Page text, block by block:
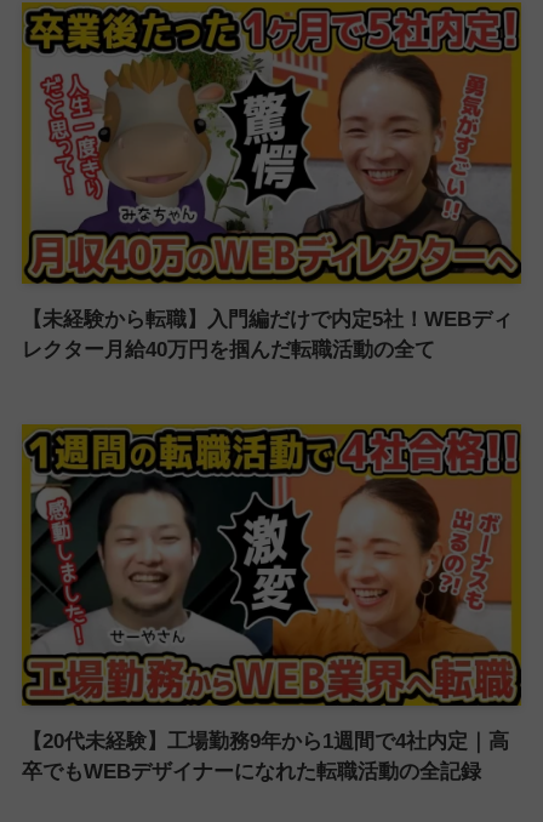
【未経験から転職】入門編だけで内定5社！WEBディ
レクター月給40万円を掴んだ転職活動の全て
【20代未経験】工場勤務9年から1週間で4社内定｜高
卒でもWEBデザイナーになれた転職活動の全記録